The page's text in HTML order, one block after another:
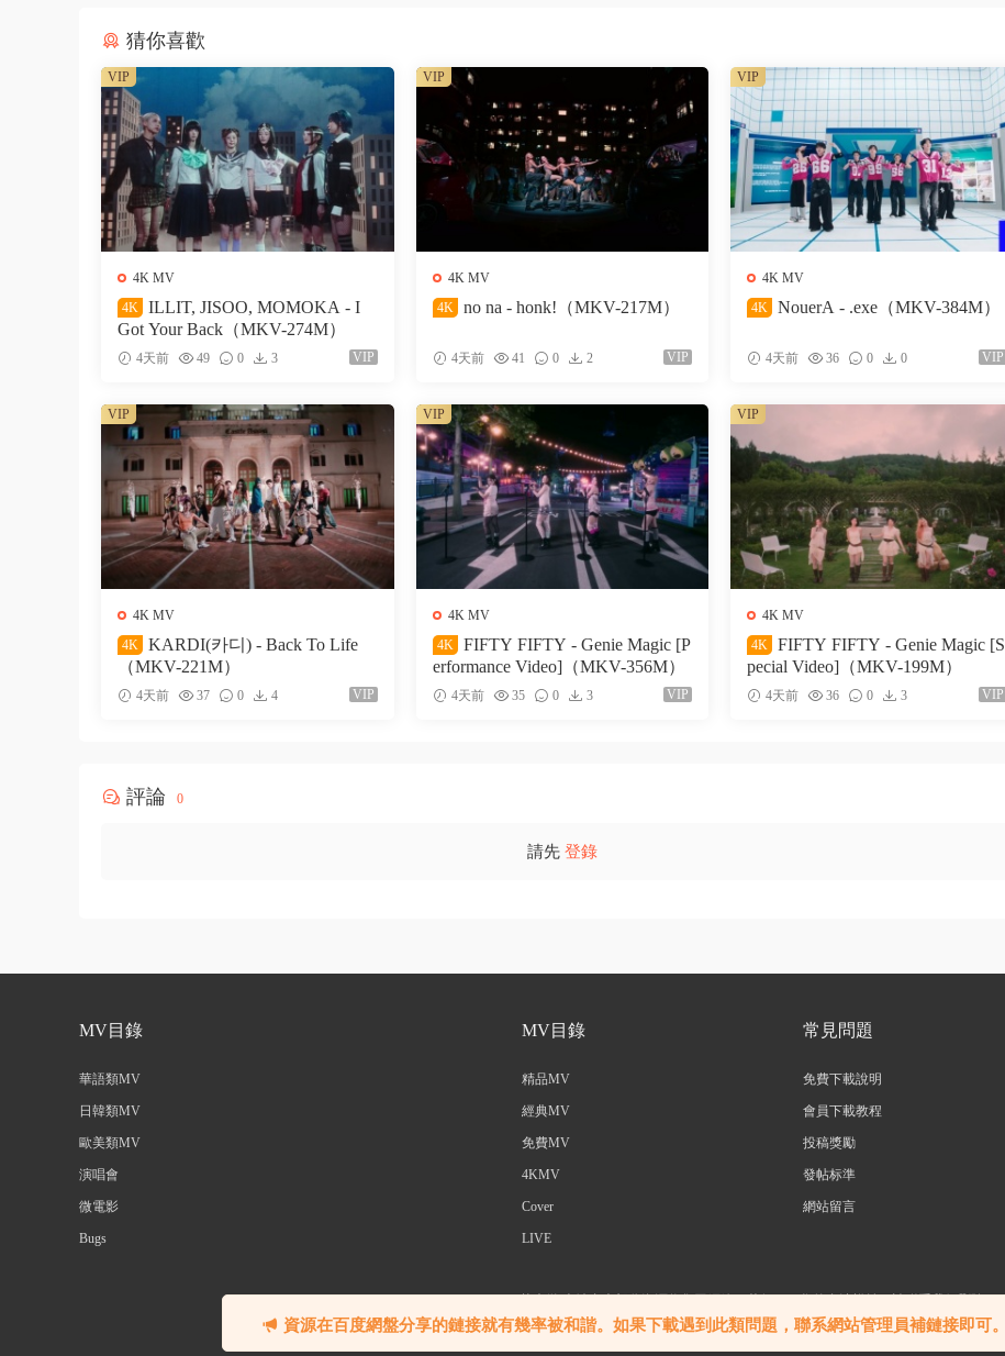
猜你喜歡
4K MV
4K
ILLIT, JISOO, MOMOKA - I
Got Your Back（MKV-274M）
4天前 49 0 3 VIP
VIP
4K MV
4K
no na - honk!（MKV-217M）
4天前 41 0 2 VIP
VIP
4K MV
4K
NouerA - .exe（MKV-384M）
4天前 36 0 0 VIP
VIP
4K MV
4K
KARDI(카디) - Back To Life
（MKV-221M）
4天前 37 0 4 VIP
VIP
4K MV
4K
FIFTY FIFTY - Genie Magic [P
erformance Video]（MKV-356M）
4天前 35 0 3 VIP
VIP
4K MV
4K
FIFTY FIFTY - Genie Magic [S
pecial Video]（MKV-199M）
4天前 36 0 3 VIP
VIP
評論 0
請先 登錄
MV目錄
華語類MV
日韓類MV
歐美類MV
演唱會
微電影
Bugs
MV目錄
精品MV
經典MV
免費MV
4KMV
Cover
LIVE
常見問題
免費下載說明
會員下載教程
投稿獎勵
發帖标準
網站留言
本站聯系郵箱：service@mehdmv.com
資源在百度網盤分享的鏈接就有幾率被和諧。如果下載遇到此類問題，聯系網站管理員補鏈接即可。